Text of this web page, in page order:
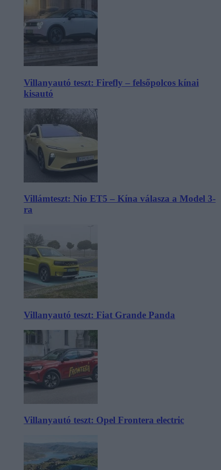
Villanyautó teszt: Firefly – felsőpolcos kínai
kisautó
Villámteszt: Nio ET5 – Kína válasza a Model 3-
ra
Villanyautó teszt: Fiat Grande Panda
Villanyautó teszt: Opel Frontera electric